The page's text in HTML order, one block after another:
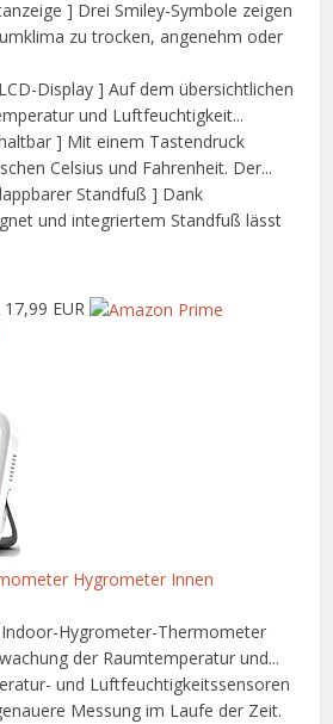
] Drei Smiley-Symbole zeigen
zu trocken, angenehm oder
Display ] Auf dem übersichtlichen
und Luftfeuchtigkeit...
] Mit einem Tastendruck
Celsius und Fahrenheit. Der...
Standfuß ] Dank
und integriertem Standfuß lässt
17,99 EUR
Hygrometer Innen
Hygrometer-Thermometer
der Raumtemperatur und...
und Luftfeuchtigkeitssensoren
Messung im Laufe der Zeit.